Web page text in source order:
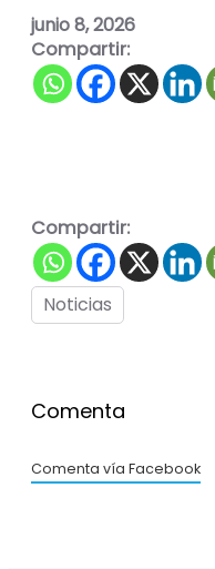
junio 8, 2026
Compartir:
Compartir:
Noticias
Comenta
Comenta vía Facebook